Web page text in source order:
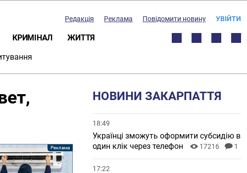
Редакція Реклама Повідомити новину УВІЙТИ
КРИМІНАЛ ЖИТТЯ
НОВИНИ ЗАКАРПАТТЯ
18:49
Українці зможуть оформити субсидію в
один клік через телефон
17216 1
17:22